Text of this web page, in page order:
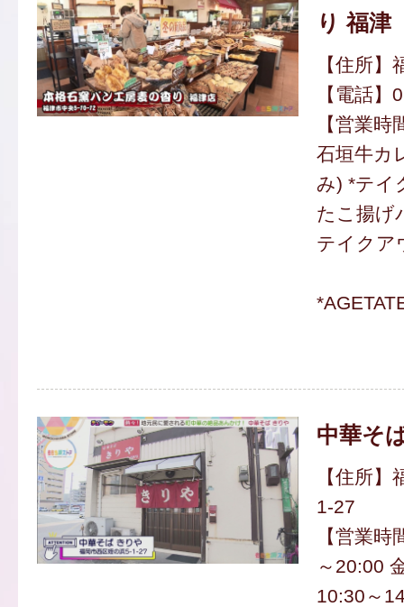
り 福津
【住所
【電話
【営業
石垣牛カ
み) *テイ
たこ揚げ
テイクア
中華そ
【住所
1-27
【営業
～20:00
10:30～